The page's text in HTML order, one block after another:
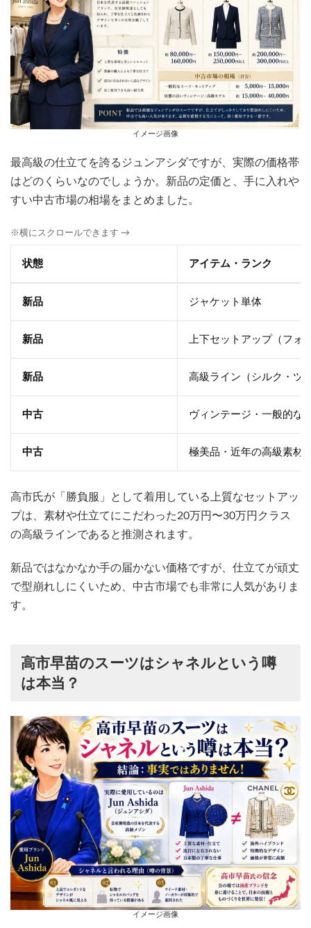
イメージ画像
最高級の仕立てを誇るジュンアシダですが、実際の価格帯
はどのくらいなのでしょうか。新品の定価と、手に入れや
すい中古市場の相場をまとめました。
※横にスクロールできます →
状態 アイテム・ランク
新品 ジャケット単体
新品 上下セットアップ（フォ
新品 高級ライン（シルク・ツ
中古 ヴィンテージ・一般的な
中古 極美品・近年の高級素材
高市氏が「勝負服」として着用している上質なセットアッ
プは、素材や仕立てにこだわった20万円〜30万円クラス
の高級ラインであると推測されます。
新品ではなかなか手の届かない価格ですが、仕立てが頑丈
で型崩れしにくいため、中古市場でも非常に人気がありま
す。
高市早苗のスーツはシャネルという噂
は本当？
イメージ画像